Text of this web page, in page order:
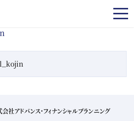
ン
社アドバンス・フィナンシャルプランニング